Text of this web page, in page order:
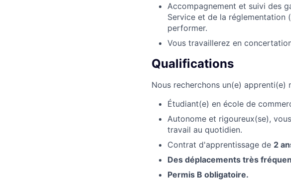
Accompagnement et suivi des
Service et de la réglementation
performer.
Vous travaillerez en
Qualifications
Nous recherchons un(e)
Étudiant(e) en école de
Autonome et rigoureux(se),
travail au quotidien.
Contrat d'apprentissage de 2
Des déplacements très
Permis B obligatoire.